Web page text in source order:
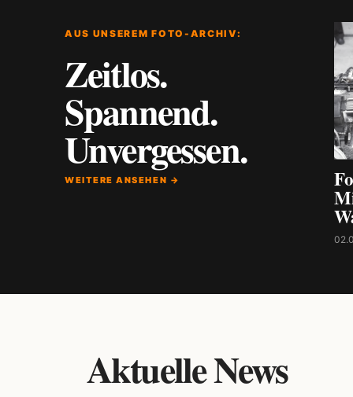
AUS UNSEREM FOTO-ARCHIV:
Zeitlos.
Spannend.
Unvergessen.
WEITERE ANSEHEN →
Aktuelle News